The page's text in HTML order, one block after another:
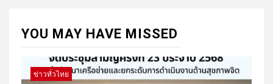
YOU MAY HAVE MISSED
ข่าวทั่วไทย